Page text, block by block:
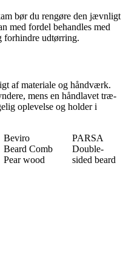
bør du rengøre den jævnligt
med fordel behandles med
forhindre udtørring.
af materiale og håndværk.
mens en håndlavet træ-
oplevelse og holder i
Beviro
Beard Comb
Pear wood
PARSA
Double-
sided beard